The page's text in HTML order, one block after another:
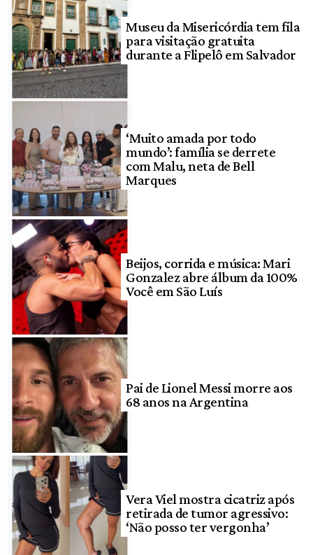
Museu da Misericórdia tem fila
para visitação gratuita
durante a Flipelô em Salvador
‘Muito amada por todo
mundo’: família se derrete
com Malu, neta de Bell
Marques
Beijos, corrida e música: Mari
Gonzalez abre álbum da 100%
Você em São Luís
Pai de Lionel Messi morre aos
68 anos na Argentina
Vera Viel mostra cicatriz após
retirada de tumor agressivo:
‘Não posso ter vergonha’